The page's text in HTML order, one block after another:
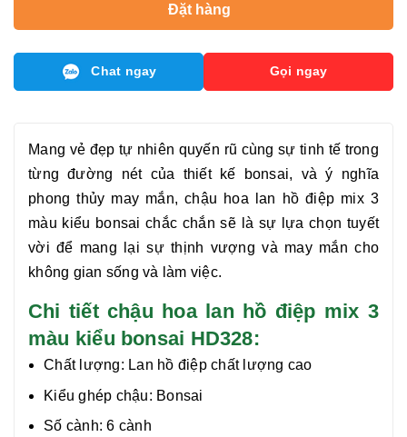
Đặt hàng
Chat ngay Gọi ngay
Mang vẻ đẹp tự nhiên quyến rũ cùng sự tinh tế trong
từng đường nét của thiết kế bonsai, và ý nghĩa
phong thủy may mắn, chậu hoa lan hồ điệp mix 3
màu kiểu bonsai chắc chắn sẽ là sự lựa chọn tuyết
vời để mang lại sự thịnh vượng và may mắn cho
không gian sống và làm việc.
Chi tiết chậu hoa lan hồ điệp mix 3
màu kiểu bonsai HD328:
Chất lượng: Lan hồ điệp chất lượng cao
Kiểu ghép chậu: Bonsai
Số cành: 6 cành